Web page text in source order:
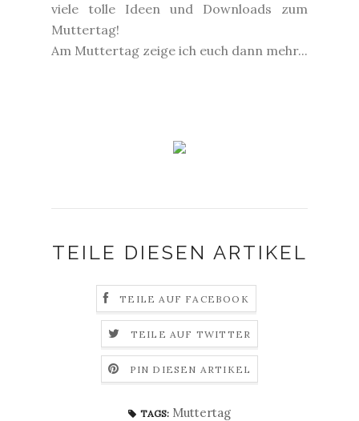
viele tolle Ideen und Downloads zum
Muttertag!
Am Muttertag zeige ich euch dann mehr...
TEILE DIESEN ARTIKEL
TEILE AUF FACEBOOK
TEILE AUF TWITTER
PIN DIESEN ARTIKEL
TAGS: Muttertag